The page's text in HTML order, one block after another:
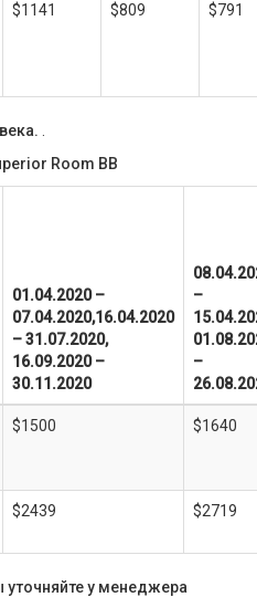
$1141 $809 $791
Room BB
01.04.2020 –
07.04.2020,16.04.2020
– 31.07.2020,
16.09.2020 –
30.11.2020
–
–
$1500 $1640
$2439 $2719
уточняйте у менеджера